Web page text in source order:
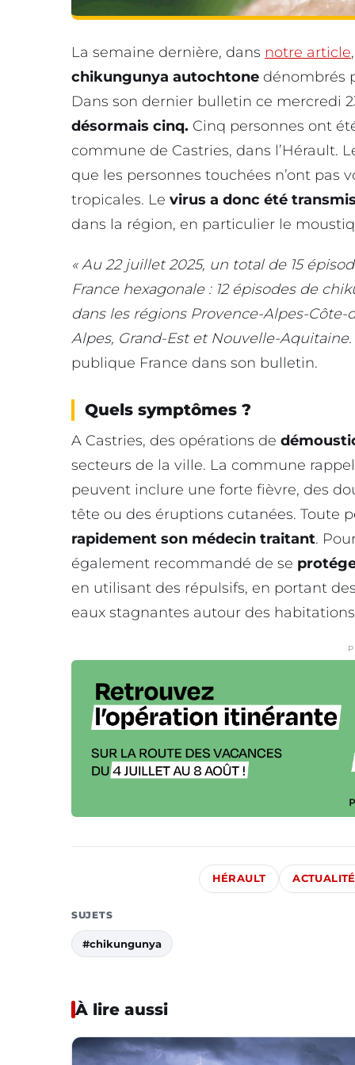
La semaine dernière, dans notre article
chikungunya autochtone dénombrés
Dans son dernier bulletin ce mercredi
désormais cinq. Cinq personnes ont
commune de Castries, dans l’Hérault.
que les personnes touchées n’ont pas
tropicales. Le virus a donc été
dans la région, en particulier le
« Au 22 juillet 2025, un total de 15
France hexagonale : 12 épisodes de
dans les régions Provence-Alpes-Côte-
Alpes, Grand-Est et Nouvelle-
publique France dans son bulletin.
Quels symptômes ?
A Castries, des opérations de
secteurs de la ville. La commune
peuvent inclure une forte fièvre, des
tête ou des éruptions cutanées. Toute
rapidement son médecin traitant.
également recommandé de se
en utilisant des répulsifs, en portant
eaux stagnantes autour des
HÉRAULT
SUJETS
#chikungunya
À lire aussi